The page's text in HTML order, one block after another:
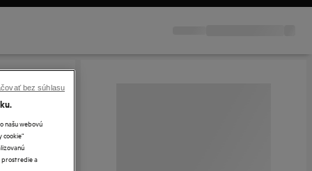
našu webovú
prostredie a
bez súhlasu